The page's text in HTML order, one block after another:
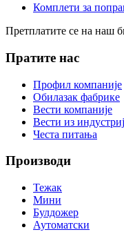
Комплети за
Претплатите се на наш
Пратите нас
Профил компаније
Обилазак фабрике
Вести компаније
Вести из
Честа питања
Производи
Тежак
Мини
Булдожер
Аутоматски